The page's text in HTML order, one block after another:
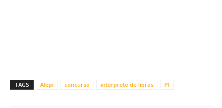
TAGS Alepi concurso interprete de libras PI